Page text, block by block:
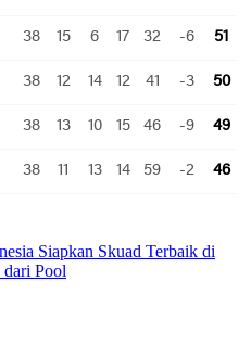
Siapkan Skuad Terbaik di
dari Pool